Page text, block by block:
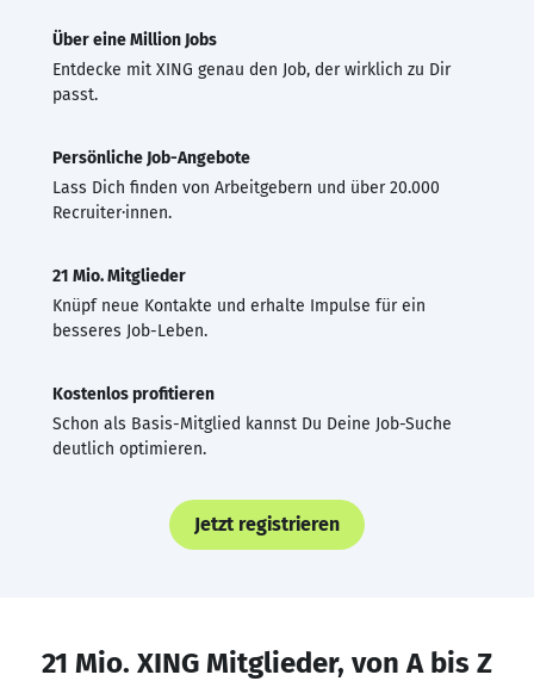
Über eine Million Jobs
Entdecke mit XING genau den Job, der wirklich zu Dir
passt.
Persönliche Job-Angebote
Lass Dich finden von Arbeitgebern und über 20.000
Recruiter·innen.
21 Mio. Mitglieder
Knüpf neue Kontakte und erhalte Impulse für ein
besseres Job-Leben.
Kostenlos profitieren
Schon als Basis-Mitglied kannst Du Deine Job-Suche
deutlich optimieren.
Jetzt registrieren
21 Mio. XING Mitglieder, von A bis Z